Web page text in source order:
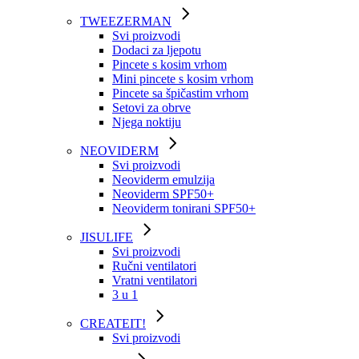
TWEEZERMAN
Svi proizvodi
Dodaci za ljepotu
Pincete s kosim vrhom
Mini pincete s kosim vrhom
Pincete sa špičastim vrhom
Setovi za obrve
Njega noktiju
NEOVIDERM
Svi proizvodi
Neoviderm emulzija
Neoviderm SPF50+
Neoviderm tonirani SPF50+
JISULIFE
Svi proizvodi
Ručni ventilatori
Vratni ventilatori
3 u 1
CREATEIT!
Svi proizvodi